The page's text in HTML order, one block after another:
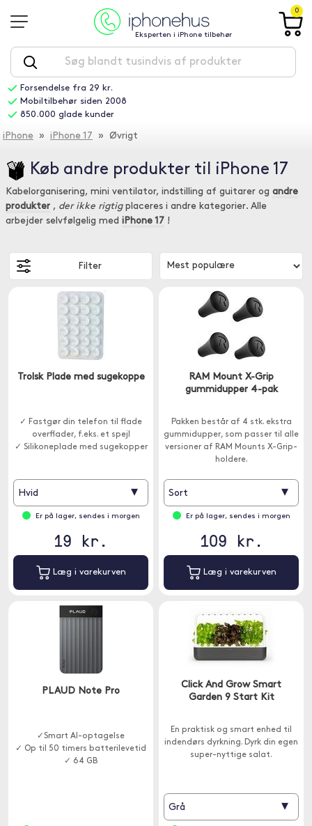
Eksperten i iPhone tilbehør
0
Forsendelse fra 29 kr.
Mobiltilbehør siden 2008
850.000 glade kunder
iPhone » iPhone 17 » Øvrigt
Køb andre produkter til iPhone 17
Kabelorganisering, mini ventilator, indstilling af guitarer og andre
produkter , der ikke rigtigplaceres i andre kategorier. Alle
arbejder selvfølgelig med iPhone 17 !
Filter
Trolsk Plade med sugekoppe
✓ Fastgør din telefon til flade
overflader, f.eks. et spejl
✓ Silikoneplade med sugekopper
Hvid ▾
Er på lager, sendes i morgen
19 kr.
Læg i varekurven
RAM Mount X-Grip
gummidupper 4-pak
Pakken består af 4 stk. ekstra
gummidupper, som passer til alle
versioner af RAM Mounts X-Grip-
holdere.
Sort ▾
Er på lager, sendes i morgen
109 kr.
Læg i varekurven
PLAUD Note Pro
✓Smart AI-optagelse
✓ Op til 50 timers batterilevetid
✓ 64 GB
Click And Grow Smart
Garden 9 Start Kit
En praktisk og smart enhed til
indendørs dyrkning. Dyrk din egen
super-nyttige salat.
Grå ▾